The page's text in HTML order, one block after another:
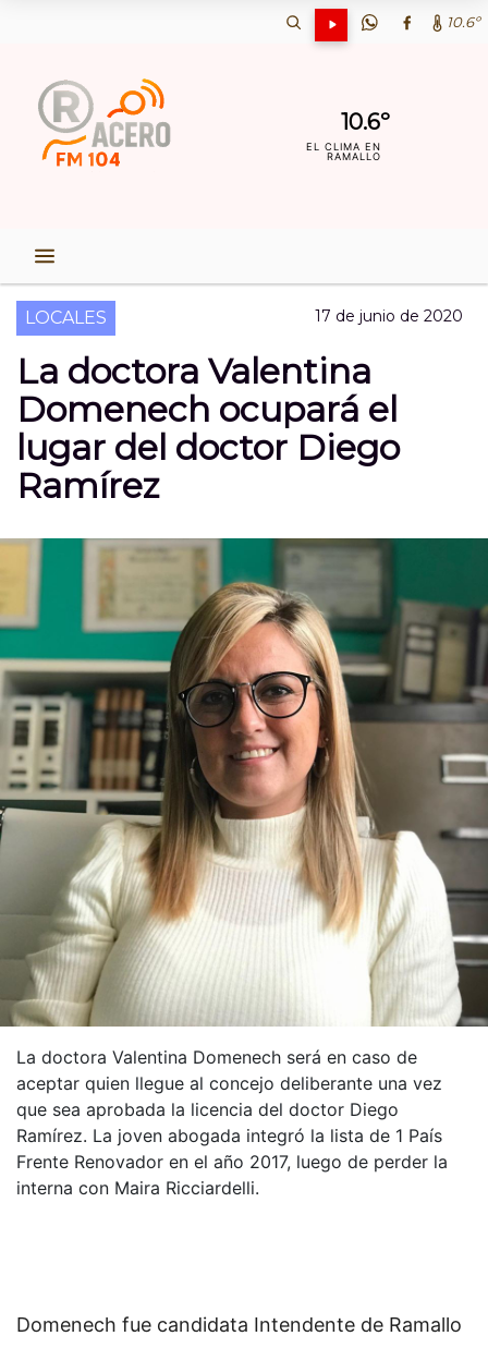
10.6º
10.6º
EL CLIMA EN
RAMALLO
LOCALES 17 de junio de 2020
La doctora Valentina
Domenech ocupará el
lugar del doctor Diego
Ramírez
La doctora Valentina Domenech será en caso de
aceptar quien llegue al concejo deliberante una vez
que sea aprobada la licencia del doctor Diego
Ramírez. La joven abogada integró la lista de 1 País
Frente Renovador en el año 2017, luego de perder la
interna con Maira Ricciardelli.
Domenech fue candidata Intendente de Ramallo